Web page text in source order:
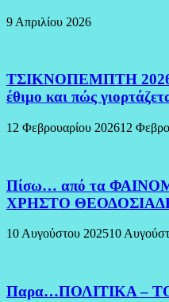
9 Απριλίου 2026
ΤΣΙΚΝΟΠΕΜΠΤΗ 2026
έθιμο και πώς
12 Φεβρουαρίου 202612
Πίσω… από τα
ΧΡΗΣΤΟ
10 Αυγούστου 202510
Παρα…ΠΟΛΙΤΙΚΑ –